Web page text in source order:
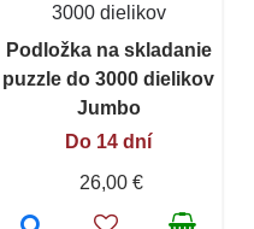
3000 dielikov
Podložka na skladanie
puzzle do 3000 dielikov
Jumbo
Do 14 dní
26,00 €